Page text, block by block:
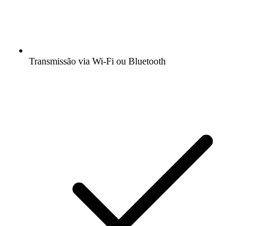
Transmissão via Wi-Fi ou Bluetooth